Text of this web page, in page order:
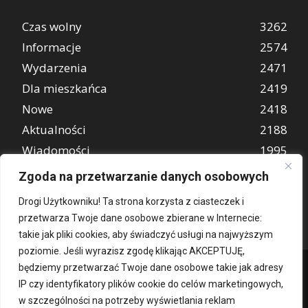
Zgoda na przetwarzanie danych osobowych
Drogi Użytkowniku! Ta strona korzysta z ciasteczek i
przetwarza Twoje dane osobowe zbierane w Internecie:
takie jak pliki cookies, aby świadczyć usługi na najwyższym
poziomie. Jeśli wyrazisz zgodę klikając AKCEPTUJĘ,
będziemy przetwarzać Twoje dane osobowe takie jak adresy
IP czy identyfikatory plików cookie do celów marketingowych,
w szczególności na potrzeby wyświetlania reklam
Czas wolny
3262
Informacje
2574
Wydarzenia
2471
Dla mieszkańca
2419
Nowe
2418
Aktualności
2188
Wiadomości
1995
REKLAMA
847